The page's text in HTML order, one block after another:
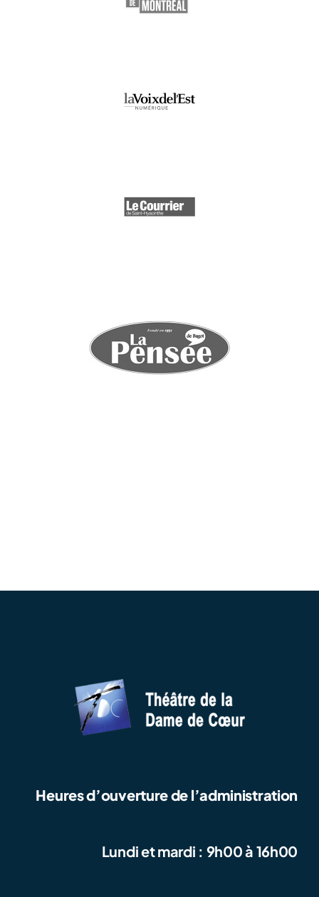
Heures d’ouverture de l’administration
Lundi et mardi : 9h00 à 16h00